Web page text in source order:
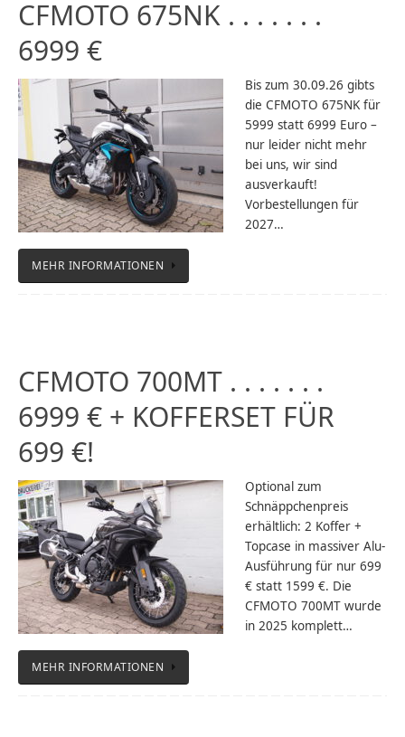
CFMOTO 675NK . . . . . . .
6999 €
Bis zum 30.09.26 gibts
die CFMOTO 675NK für
5999 statt 6999 Euro –
nur leider nicht mehr
bei uns, wir sind
ausverkauft!
Vorbestellungen für
2027…
MEHR INFORMATIONEN
CFMOTO 700MT . . . . . . .
6999 € + KOFFERSET FÜR
699 €!
Optional zum
Schnäppchenpreis
erhältlich: 2 Koffer +
Topcase in massiver Alu-
Ausführung für nur 699
€ statt 1599 €. Die
CFMOTO 700MT wurde
in 2025 komplett…
MEHR INFORMATIONEN